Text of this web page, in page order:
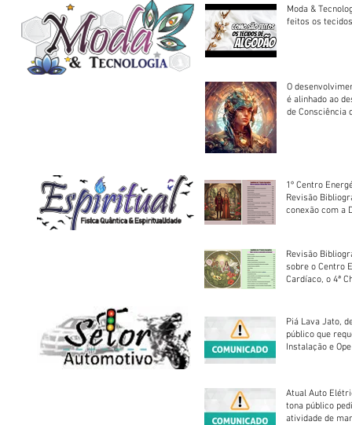
Moda &
feitos os
O
é alinhado ao
de Consciência
1º Centro
Revisão
conexão com a
Revisão
sobre o Centro
Cardíaco, o 4ª
Piá Lava Jato,
público que
Instalação e
Atual Auto
tona público
atividade de